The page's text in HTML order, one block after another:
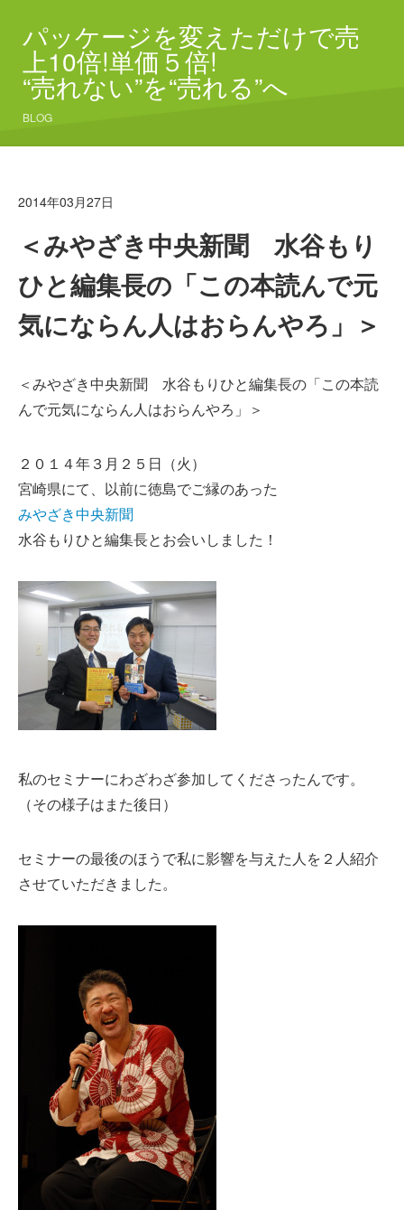
パッケージを変えただけで売
上10倍!単価５倍!
“売れない”を“売れる”へ
BLOG
2014年03月27日
＜みやざき中央新聞 水谷もり
ひと編集長の「この本読んで元
気にならん人はおらんやろ」＞
＜みやざき中央新聞 水谷もりひと編集長の「この本読
んで元気にならん人はおらんやろ」＞
２０１４年３月２５日（火）
宮崎県にて、以前に徳島でご縁のあった
みやざき中央新聞
水谷もりひと編集長とお会いしました！
私のセミナーにわざわざ参加してくださったんです。
（その様子はまた後日）
セミナーの最後のほうで私に影響を与えた人を２人紹介
させていただきました。